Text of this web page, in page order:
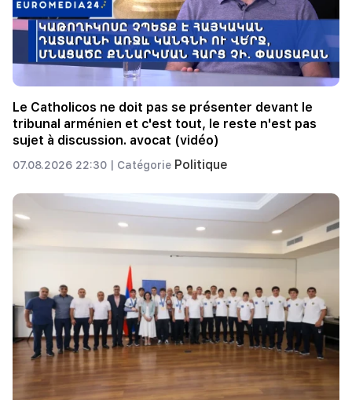
Le Catholicos ne doit pas se présenter devant le
tribunal arménien et c'est tout, le reste n'est pas
sujet à discussion. avocat (vidéo)
07.08.2026 22:30 | Catégorie Politique